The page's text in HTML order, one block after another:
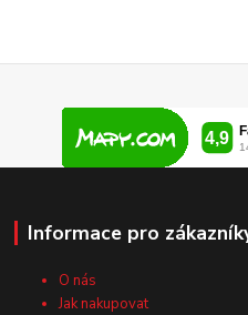
Informace pro
O nás
Jak nakupovat